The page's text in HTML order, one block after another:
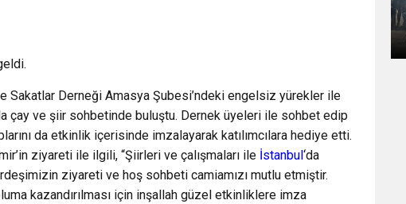
Sakatlar Derneği Amasya Şubesi’ndeki engelsiz yürekler ile
çay ve şiir sohbetinde buluştu. Dernek üyeleri ile sohbet edip
da etkinlik içerisinde imzalayarak katılımcılara hediye etti.
ziyareti ile ilgili, “Şiirleri ve çalışmaları ile İstanbul ‘da
ziyareti ve hoş sohbeti camiamızı mutlu etmiştir.
kazandırılması için inşallah güzel etkinliklere imza